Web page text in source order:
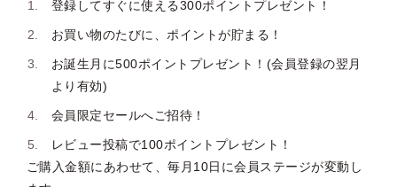
登録してすぐに使える300ポイントプレゼント！
お買い物のたびに、ポイントが貯まる！
お誕生月に500ポイントプレゼント！(会員登録の翌月
より有効)
会員限定セールへご招待！
レビュー投稿で100ポイントプレゼント！
ご購入金額にあわせて、毎月10日に会員ステージが変動し